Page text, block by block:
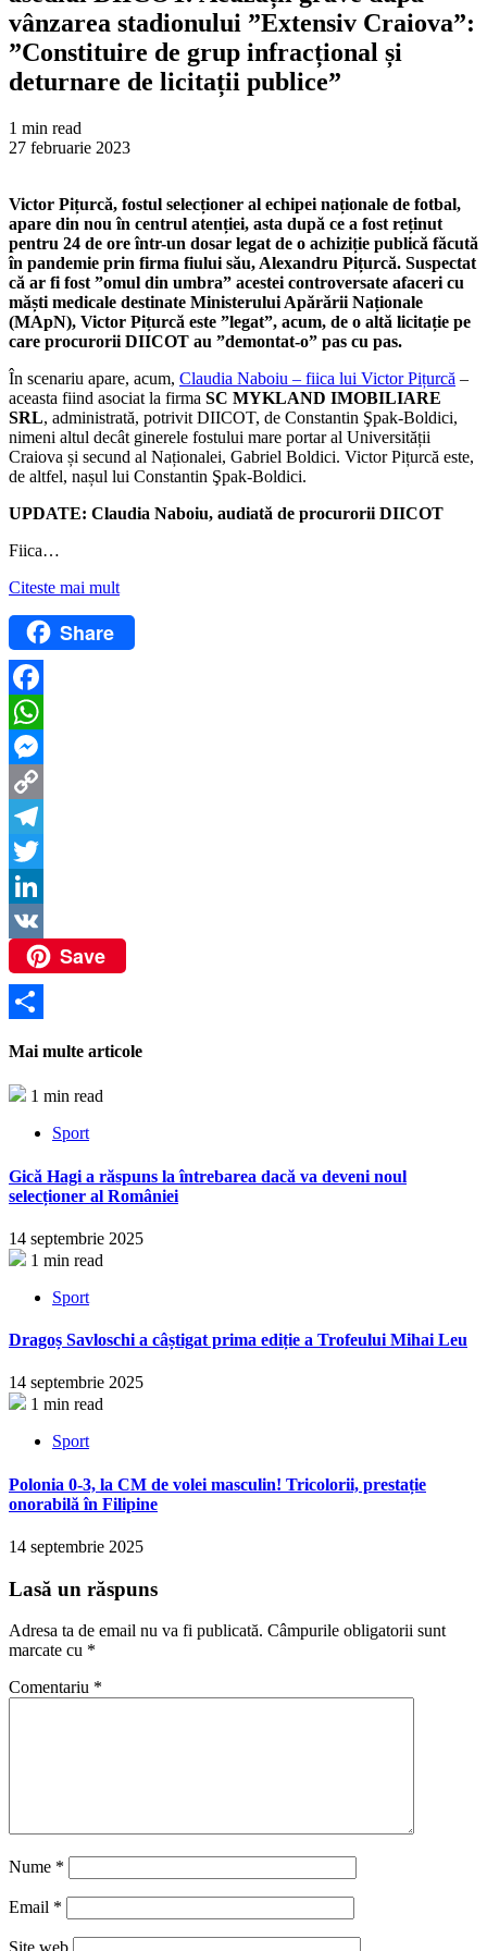
vânzarea stadionului ”Extensiv Craiova”:
”Constituire de grup infracțional și
deturnare de licitații publice”
1 min read
27 februarie 2023
Victor Pițurcă, fostul selecționer al echipei naționale de fotbal,
apare din nou în centrul atenției, asta după ce a fost reținut
pentru 24 de ore într-un dosar legat de o achiziție publică făcută
în pandemie prin firma fiului său, Alexandru Pițurcă. Suspectat
că ar fi fost ”omul din umbra” acestei controversate afaceri cu
măști medicale destinate Ministerului Apărării Naționale
(MApN), Victor Pițurcă este ”legat”, acum, de o altă licitație pe
care procurorii DIICOT au ”demontat-o” pas cu pas.
În scenariu apare, acum, Claudia Naboiu – fiica lui Victor Pițurcă –
aceasta fiind asociat la firma SC MYKLAND IMOBILIARE
SRL, administrată, potrivit DIICOT, de Constantin Şpak-Boldici,
nimeni altul decât ginerele fostului mare portar al Universității
Craiova și secund al Naționalei, Gabriel Boldici. Victor Pițurcă este,
de altfel, nașul lui Constantin Şpak-Boldici.
UPDATE: Claudia Naboiu, audiată de procurorii DIICOT
Fiica…
Citeste mai mult
Share
Facebook
WhatsApp
Messenger
Copy
Link
Telegram
Twitter
LinkedIn
VK
Save
Mai multe articole
1 min read
Sport
Gică Hagi a răspuns la întrebarea dacă va deveni noul
selecționer al României
14 septembrie 2025
1 min read
Sport
Dragoș Savloschi a câștigat prima ediție a Trofeului Mihai Leu
14 septembrie 2025
1 min read
Sport
Polonia 0-3, la CM de volei masculin! Tricolorii, prestație
onorabilă în Filipine
14 septembrie 2025
Lasă un răspuns
Adresa ta de email nu va fi publicată. Câmpurile obligatorii sunt
marcate cu *
Comentariu *
Nume *
Email *